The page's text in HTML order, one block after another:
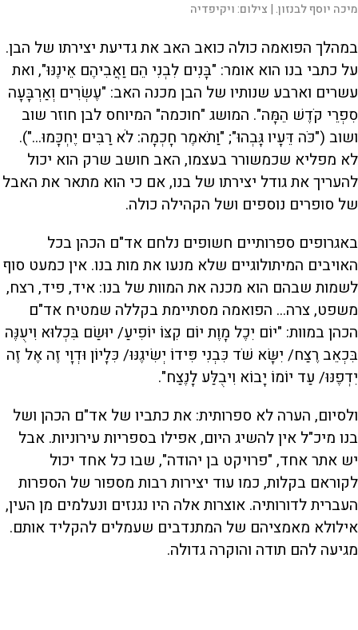
מיכה יוסף לבנזון. | צילום:ויקיפדיה
במהלך הפואמה כולה כואב האב את גדיעת יצירתו של הבן.
על כתבי בנו הוא אומר: "בָּנִים לִבְנִי הֵם וַאֲבִיהֶם אֵינֶנּוּ", ואת
עשרים וארבע שנותיו של הבן מכנה האב: "עֶשְׂרִים וְאַרְבָּעָה
סִפְרֵי קֹדֶשׁ הֵמָּה". המושג "חוכמה" המיוחס לבן חוזר שוב
ושוב ("כֹּה דֵּעָיו גָּבְהוּ"; "וַתֹאמֶר חָכְמָה: לֹא רַבִּים יֶחְכָּמוּ...").
לא מפליא שכמשורר בעצמו, האב חושב שרק הוא יכול
להעריך את גודל יצירתו של בנו, אם כי הוא מתאר את האבל
של סופרים נוספים ושל הקהילה כולה.
באגרופים ספרותיים חשופים נלחם אד"ם הכהן בכל
האויבים המיתולוגיים שלא מנעו את מות בנו. אין כמעט סוף
לשמות שבהם הוא מכנה את המוות של בנו: איד, פיד, רצח,
משפט, צרה... הפואמה מסתיימת בקללה שמטיח אד"ם
הכהן במוות: "יוֹם יִכֶל מָוֶת יוֹם קִצּוֹ יוֹפִיעַ/ יוּשַׂם בִּכְלוּא וִיעֻנֶּה
בִּכְאֵב רֶצַח/ יִשָּׂא שֹׁד כִּבְנִי פִּידוֹ יְשִׂיגֶנּוּ/ כִּלָיוֹן וּדְוָי זֶה אֶל זֶה
יִדְפֶנּוּ/ עַד יוֹמוֹ יָבוֹא וִיבֻלַּע לָנֶצַח".
ולסיום, הערה לא ספרותית: את כתביו של אד"ם הכהן ושל
בנו מיכ"ל אין להשיג היום, אפילו בספריות עירוניות. אבל
יש אתר אחד, "פרויקט בן יהודה", שבו כל אחד יכול
לקוראם בקלות, כמו עוד יצירות רבות מספור של הספרות
העברית לדורותיה. אוצרות אלה היו נגנזים ונעלמים מן העין,
אילולא מאמציהם של המתנדבים שעמלים להקליד אותם.
מגיעה להם תודה והוקרה גדולה.